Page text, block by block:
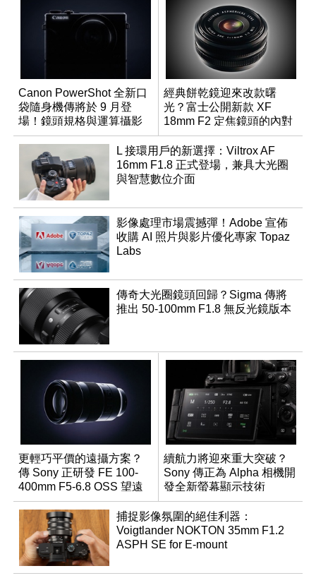
Canon PowerShot 全新口
袋隨身機傳將於 9 月登
場！鏡頭規格與運算攝影
升級成為焦點
經典餅乾鏡迎來改款曙
光？富士公開新款 XF
18mm F2 定焦鏡頭的內對
焦專利
L 接環用戶的新選擇：Viltrox AF
16mm F1.8 正式登場，兼具大光圈
與智慧數位介面
影像處理市場震撼彈！Adobe 宣佈
收購 AI 照片與影片優化專家 Topaz
Labs
傳奇大光圈鏡頭回歸？Sigma 傳將
推出 50-100mm F1.8 無反光鏡版本
更輕巧平價的遠攝方案？
傳 Sony 正研發 FE 100-
400mm F5-6.8 OSS 望遠
變焦鏡頭
續航力將迎來重大突破？
Sony 傳正為 Alpha 相機開
發全新螢幕顯示技術
捕捉影像氛圍的絕佳利器：
Voigtlander NOKTON 35mm F1.2
ASPH SE for E-mount